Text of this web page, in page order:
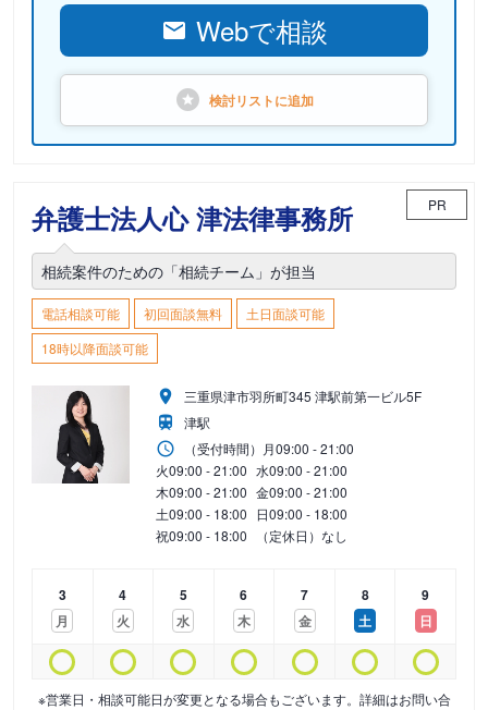
Webで相談
検討リストに追加
弁護士法人心 津法律事務所 PR
相続案件のための「相続チーム」が担当
電話相談可能 初回面談無料
土日面談可能
18時以降面談可能
三重県津市羽所町345 津駅前第一ビル5F
津駅
（受付時間） 月09:00 - 21:00
火09:00 - 21:00 水09:00 - 21:00
木09:00 - 21:00 金09:00 - 21:00
土09:00 - 18:00 日09:00 - 18:00
祝09:00 - 18:00 （定休日）なし
3
月
4
火
5
水
6
木
7
金
8
土
9
日
※営業日・相談可能日が変更となる場合もございます。詳細はお問い合